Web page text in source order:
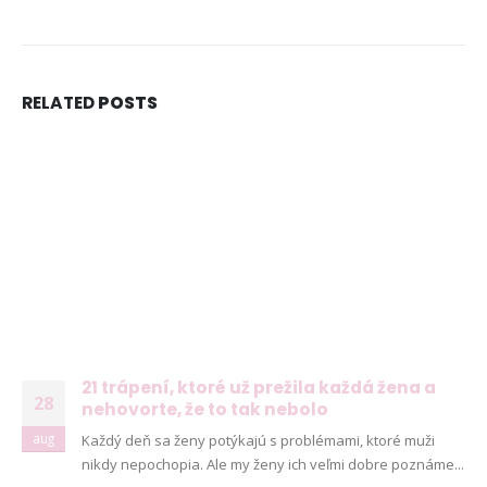
RELATEDPOSTS
28
aug
21 trápení, ktoré už prežila každá žena a
nehovorte, že to tak nebolo
Každý deň sa ženy potýkajú s problémami, ktoré muži
nikdy nepochopia. Ale my ženy ich veľmi dobre poznáme...